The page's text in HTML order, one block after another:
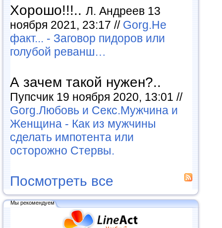
Хорошо!!!.. Л. Андреев 13
ноября 2021, 23:17 // Gorg.Не
факт... - Заговор пидоров или
голубой реванш…
А зачем такой нужен?..
Пупсчик 19 ноября 2020, 13:01 //
Gorg.Любовь и Секс.Мужчина и
Женщина - Как из мужчины
сделать импотента или
осторожно Стервы.
Посмотреть все
Мы рекомендуем